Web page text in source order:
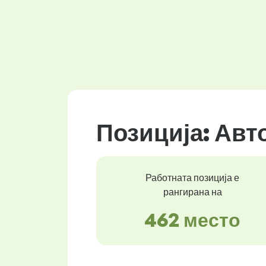
Позиција:
Работната позиција е
рангирана на
462 место